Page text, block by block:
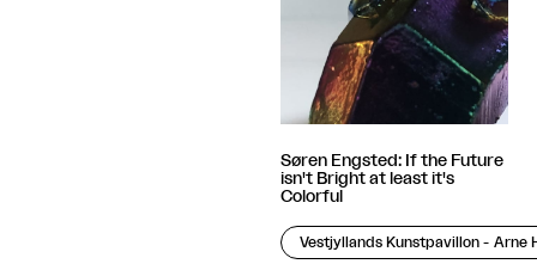
Søren Engsted: If the Future
isn't Bright at least it's
Colorful
Vestjyllands Kunstpavillon - Arne